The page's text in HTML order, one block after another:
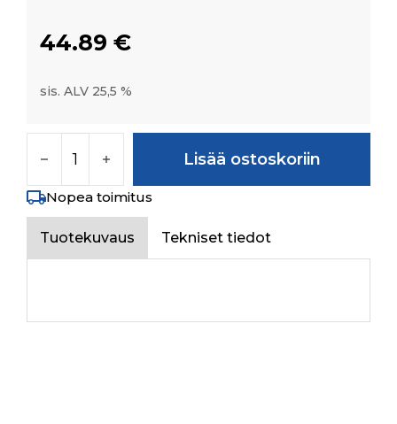
44.89 €
sis. ALV 25,5 %
Lisää ostoskoriin
Nopea toimitus
Tuotekuvaus Tekniset tiedot